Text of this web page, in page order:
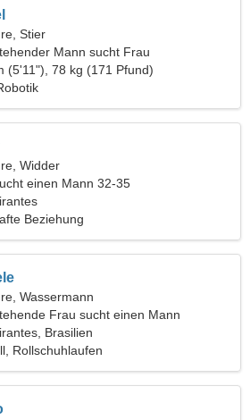
Stier
Mann sucht Frau
(5'11"), 78 kg (171 Pfund)
Widder
einen Mann 32-35
Beziehung
Wassermann
Frau sucht einen Mann
Brasilien
Rollschuhlaufen